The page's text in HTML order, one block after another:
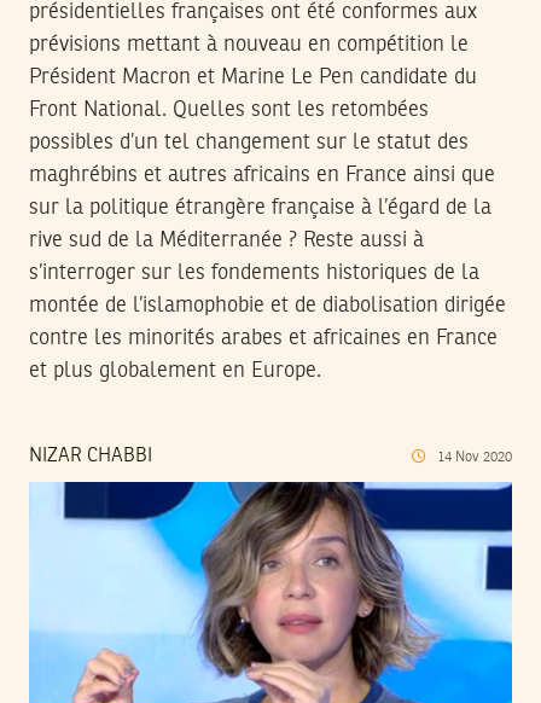
présidentielles françaises ont été conformes aux
prévisions mettant à nouveau en compétition le
Président Macron et Marine Le Pen candidate du
Front National. Quelles sont les retombées
possibles d’un tel changement sur le statut des
maghrébins et autres africains en France ainsi que
sur la politique étrangère française à l’égard de la
rive sud de la Méditerranée ? Reste aussi à
s’interroger sur les fondements historiques de la
montée de l’islamophobie et de diabolisation dirigée
contre les minorités arabes et africaines en France
et plus globalement en Europe.
NIZAR CHABBI 14 Nov 2020